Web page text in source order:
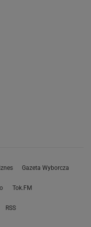
Gazeta Wyborcza
Tok.FM
RSS